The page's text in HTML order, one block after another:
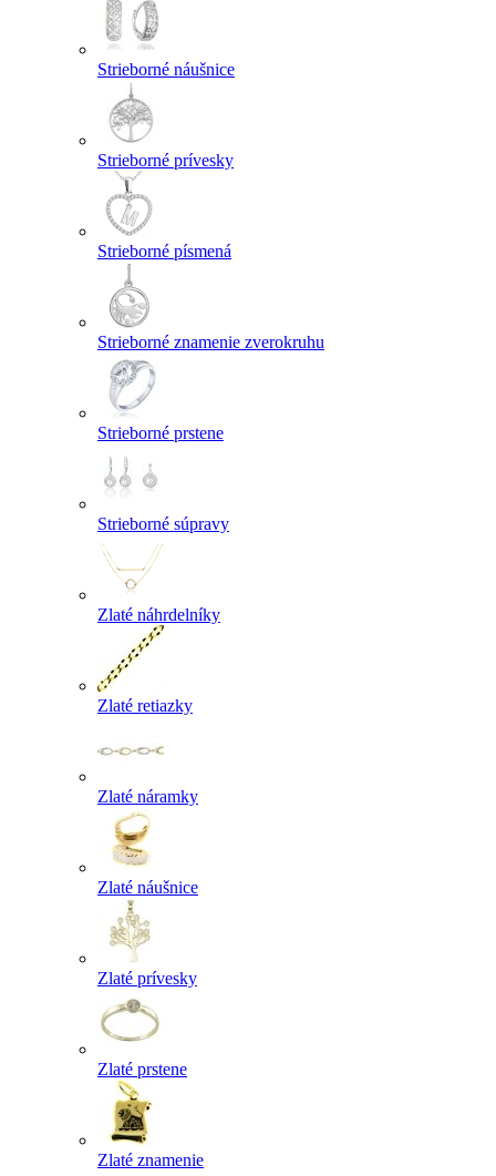
Strieborné náušnice
Strieborné prívesky
Strieborné písmená
Strieborné znamenie zverokruhu
Strieborné prstene
Strieborné súpravy
Zlaté náhrdelníky
Zlaté retiazky
Zlaté náramky
Zlaté náušnice
Zlaté prívesky
Zlaté prstene
Zlaté znamenie